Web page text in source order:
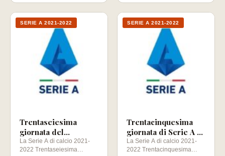
SERIE A 2021-2022
Trentaseiesima
giornata del
Campionato di Calcio
di Serie A 2021-2022
La Serie A di calcio 2021-
2022 Trentaseiesima
SERIE A 2021-2022
Trentacinquesima
giornata di Serie A di
Calcio 2021-2022
La Serie A di calcio 2021-
2022 Trentacinquesima